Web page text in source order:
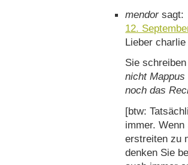
mendor sagt:
12.
Lieber
Sie
nicht
noch das
[btw:
immer.
erstreiten zu
denken Sie